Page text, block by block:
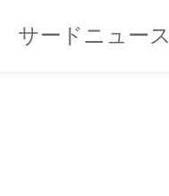
サードニュース